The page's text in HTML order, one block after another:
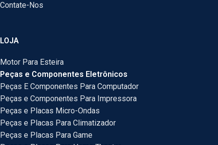
Contate-Nos
LOJA
Motor Para Esteira
Peças e Componentes Eletrônicos
Peças E Componentes Para Computador
Peças e Componentes Para Impressora
Peças e Placas Micro-Ondas
Peças e Placas Para Climatizador
Peças e Placas Para Game